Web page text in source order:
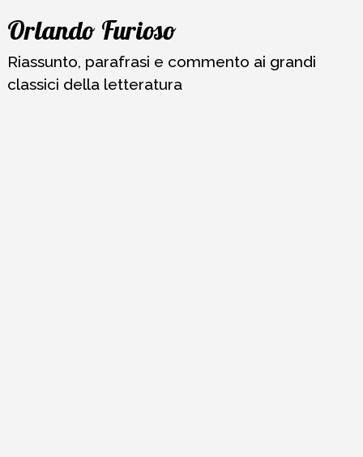
Vai
contenuto
Orlando Furioso
Riassunto, parafrasi e commento ai grandi
classici della letteratura